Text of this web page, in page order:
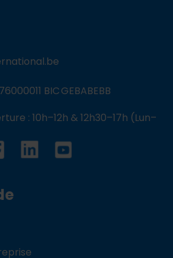
BIC GEBABEBB
: 10h–12h & 12h30–17h (Lun–